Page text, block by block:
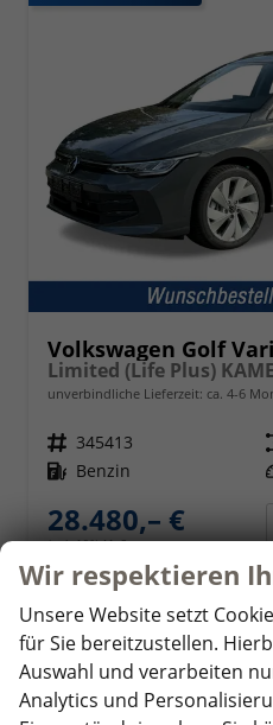
Volkswagen Golf
unverbindliche Lieferzeit: ca. 4-6
Fahrzeugnr. 345413
Kraftstoff Benzin
28.480,– €
incl. 19% MwSt.
Verbrauch kombiniert:
-Klasse:
CO2-Emissionen:120,00
ab 282,– € mtl.
Wir respektieren
Unsere Website setzt
für Sie bereitzustellen.
Auswahl und verarbeiten
Analytics und